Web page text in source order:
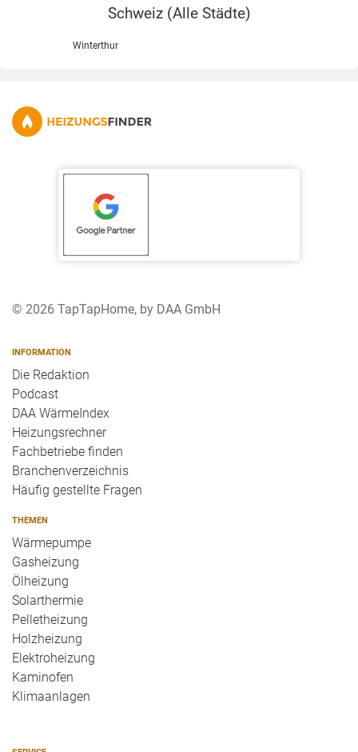
Schweiz (Alle Städte)
Winterthur
© 2026 TapTapHome, by DAA GmbH
INFORMATION
Die Redaktion
Podcast
DAA WärmeIndex
Heizungsrechner
Fachbetriebe finden
Branchenverzeichnis
Häufig gestellte Fragen
THEMEN
Wärmepumpe
Gasheizung
Ölheizung
Solarthermie
Pelletheizung
Holzheizung
Elektroheizung
Kaminofen
Klimaanlagen